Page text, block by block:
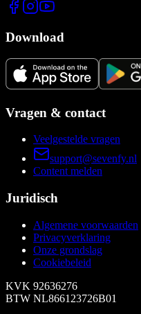
Download
Vragen & contact
Veelgestelde vragen
support@sevenfy.nl
Content melden
Juridisch
Algemene voorwaarden
Privacyverklaring
Onze grondslag
Cookiebeleid
KVK 92636276
BTW NL866123726B01